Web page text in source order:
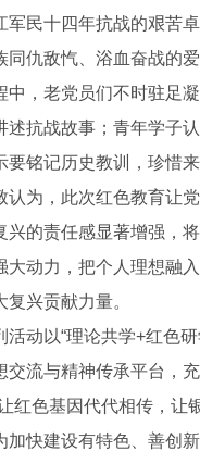
军民十四年抗战的艰苦
同仇敌忾、浴血奋战的爱
中，老党员们不时驻足
述抗战故事；青年学子
要铭记历史教训，珍惜
认为，此次红色教育让
兴的责任感显著增强，
大动力，把个人理想融
复兴贡献力量。
活动以“理论共学+红色
交流与精神传承平台，
红色基因代代相传，让
加快建设有特色、善创